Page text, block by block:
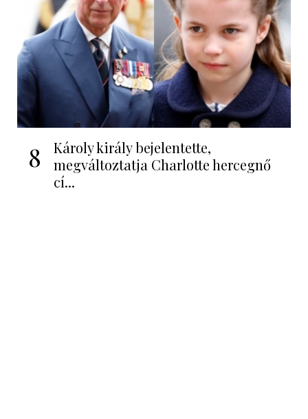
8
Károly király bejelentette,
megváltoztatja Charlotte hercegnő
cí...